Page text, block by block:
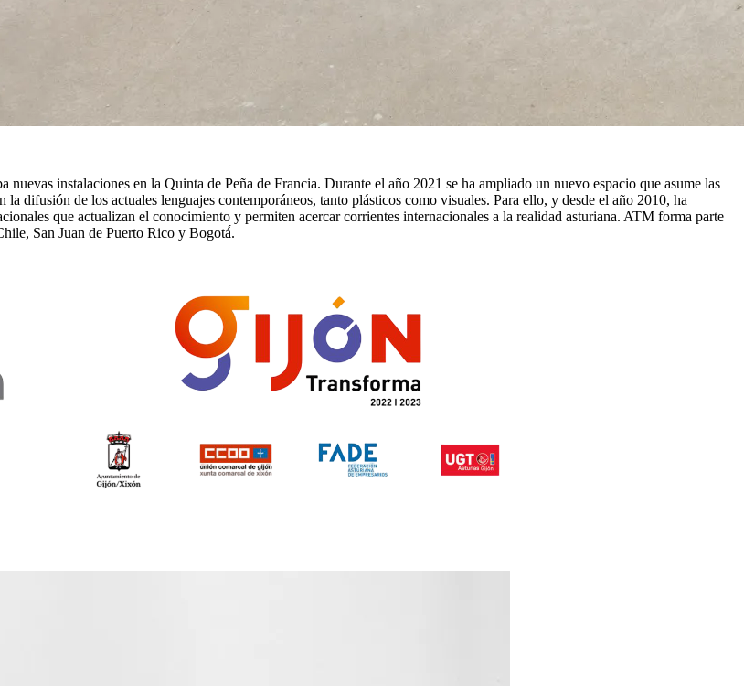
instalaciones en la Quinta de Peña de Francia. Durante el año 2021 se ha ampliado un nuevo espacio que asume las
difusión de los actuales lenguajes contemporáneos, tanto plásticos como visuales. Para ello, y desde el año 2010, ha
que actualizan el conocimiento y permiten acercar corrientes internacionales a la realidad asturiana. ATM forma parte
San Juan de Puerto Rico y Bogotá́.